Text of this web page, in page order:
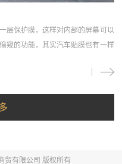
层保护膜，这样对内部的屏幕可以
窥的功能，其实汽车贴膜也有一样
贸有限公司 版权所有